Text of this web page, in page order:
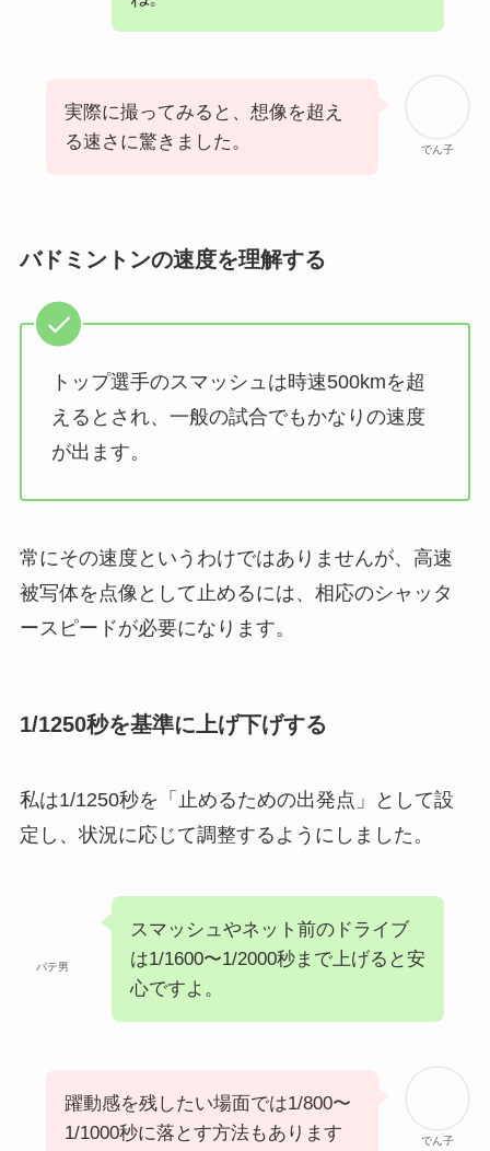
でん子
実際に撮ってみると、想像を超え
る速さに驚きました。
バドミントンの速度を理解する
トップ選手のスマッシュは時速500kmを超
えるとされ、一般の試合でもかなりの速度
が出ます。
常にその速度というわけではありませんが、高速
被写体を点像として止めるには、相応のシャッタ
ースピードが必要になります。
1/1250秒を基準に上げ下げする
私は1/1250秒を「止めるための出発点」として設
定し、状況に応じて調整するようにしました。
バテ男
スマッシュやネット前のドライブ
は1/1600〜1/2000秒まで上げると安
心ですよ。
でん子
躍動感を残したい場面では1/800〜
1/1000秒に落とす方法もあります